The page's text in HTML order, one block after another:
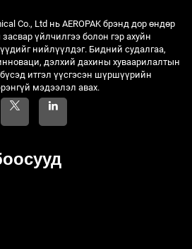
Co., Ltd нь AEROPAK брэнд дор өндөр
үйлчилгээ болон гэр ахуйн
нийлүүлдэг. Бидний судалгаа,
дэлхий дахины хуваарилалтын
итгэл үүсгэсэн шүршүүрийн
мэдээлэл авах.